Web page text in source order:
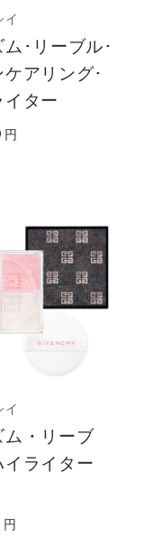
イ
･リーブル･
アリング･
ター
円
イ
ム・リーブ
イライター
円